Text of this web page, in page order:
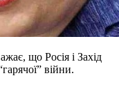
що Росія і Захід
війни.